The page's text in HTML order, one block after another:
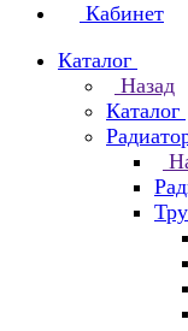
Кабинет
Каталог
Назад
Каталог